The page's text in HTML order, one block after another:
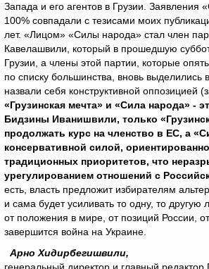
Запада и его агентов в Грузии. Заявления
100% совпадали с тезисами моих
лет. «Лицом» «Силы народа» стал член
Кавелашвили, который в прошедшую
Грузии, а члены этой партии, которые
по списку большинства, вновь выделились
назвали себя конструктивной оппозицией
«Грузинская мечта» и «Сила народа» -
Бидзины Иванишвили, только
продолжать курс на членство в ЕС, а
консервативной силой,
традиционных приоритетов, что
урегулированием отношений с
есть, власть предложит избирателям
и сама будет усиливать то одну, то другую
от положения в мире, от позиций России,
завершится война на Украине.
Арно Хидирбегишвили,